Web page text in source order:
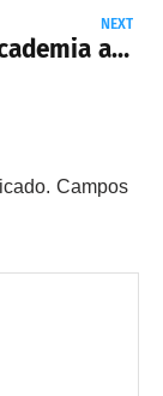
NEXT
Oscar | Academia anuncia fim das sessões exclusivas para membros
Campos